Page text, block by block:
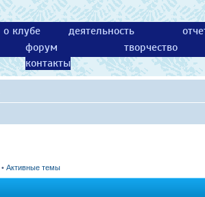
о клубе деятельность
форум
творчество
контакты
• Активные темы